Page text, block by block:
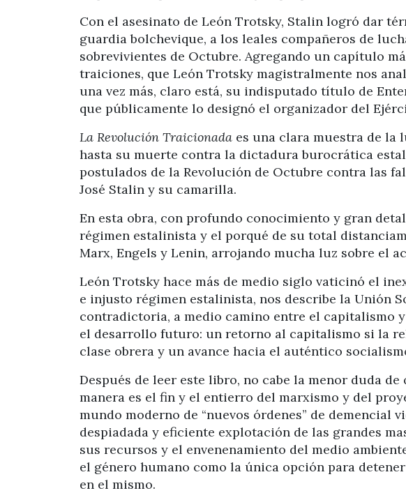
Con el asesinato de León Trotsky, Stalin logró dar
guardia bolchevique, a los leales compañeros de
sobrevivientes de Octubre. Agregando un capítulo
traiciones, que León Trotsky magistralmente nos
una vez más, claro está, su indisputado título de
que públicamente lo designó el organizador del
La Revolución Traicionada es una clara muestra de
hasta su muerte contra la dictadura burocrática
postulados de la Revolución de Octubre contra las
José Stalin y su camarilla.
En esta obra, con profundo conocimiento y gran
régimen estalinista y el porqué de su total
Marx, Engels y Lenin, arrojando mucha luz sobre el
León Trotsky hace más de medio siglo vaticinó el
e injusto régimen estalinista, nos describe la Unión
contradictoria, a medio camino entre el capitalismo
el desarrollo futuro: un retorno al capitalismo si la
clase obrera y un avance hacia el auténtico
Después de leer este libro, no cabe la menor duda
manera es el fin y el entierro del marxismo y del
mundo moderno de “nuevos órdenes” de demencial
despiadada y eficiente explotación de las grandes
sus recursos y el envenenamiento del medio
el género humano como la única opción para
en el mismo.